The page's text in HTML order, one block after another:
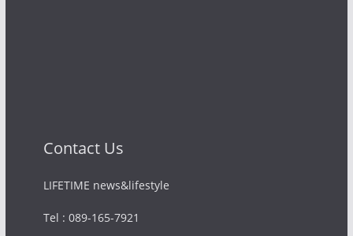
Contact Us
LIFETIME news&lifestyle
Tel : 089-165-7921